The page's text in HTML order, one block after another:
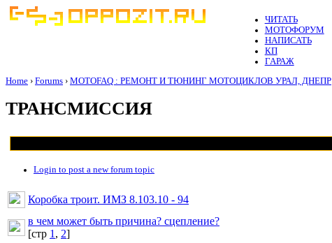
ЧИТАТЬ
МОТОФОРУМ
НАПИСАТЬ
КП
ГАРАЖ
Home › Forums › MOTOFAQ : РЕМОНТ И ТЮНИНГ МОТОЦИКЛОВ УРАЛ, ДНЕПР
ТРАНСМИССИЯ
Login to post a new forum topic
Коробка троит. ИМЗ 8.103.10 - 94
в чем может быть причина? сцепление?
[cтр 1, 2]